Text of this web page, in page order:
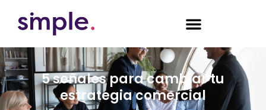
5 señales para cambiar tu
estrategia comercial